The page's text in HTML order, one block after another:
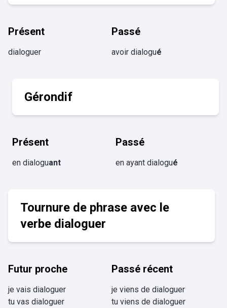
Présent
dialoguer
Passé
avoir dialogué
Gérondif
Présent
en dialoguant
Passé
en ayant dialogué
Tournure de phrase avec le
verbe dialoguer
Futur proche
je vais dialoguer
tu vas dialoguer
Passé récent
je viens de dialoguer
tu viens de dialoguer